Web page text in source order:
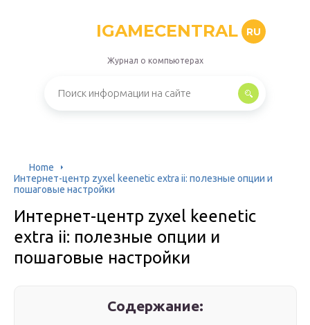
IGAMECENTRAL RU
Журнал о компьютерах
Home
Интернет-центр zyxel keenetic extra ii: полезные опции и
пошаговые настройки
Интернет-центр zyxel keenetic
extra ii: полезные опции и
пошаговые настройки
Содержание: